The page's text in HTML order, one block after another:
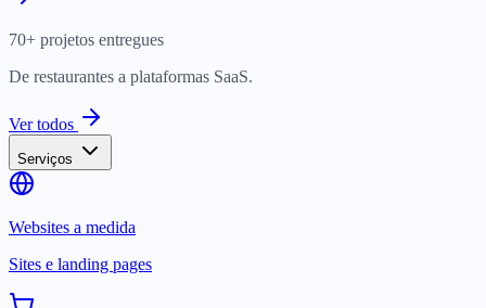
70+ projetos entregues
De restaurantes a plataformas SaaS.
Ver todos
Serviços
Websites a medida
Sites e landing pages